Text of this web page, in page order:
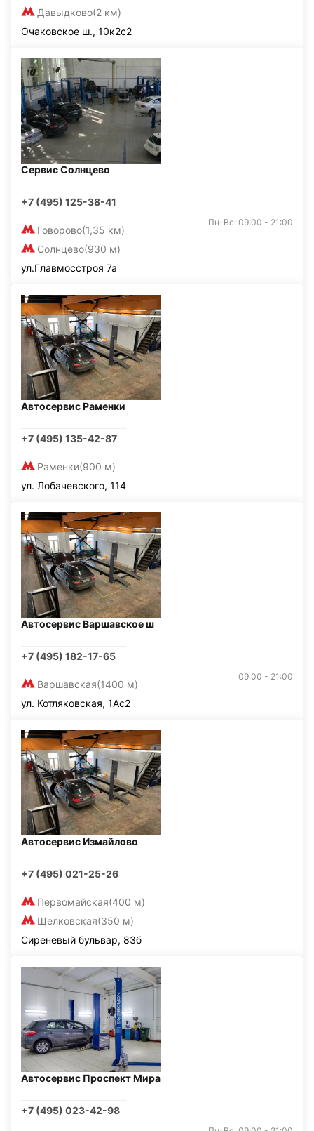
Давыдково(2 км)
Очаковское ш., 10к2с2
Сервис Солнцево
+7 (495) 125-38-41
Говорово(1,35 км)
Солнцево(930 м)
Пн-Вс: 09:00 - 21:00
ул.Главмосстроя 7а
Автосервис Раменки
+7 (495) 135-42-87
Раменки(900 м)
ул. Лобачевского, 114
Автосервис Варшавское ш
+7 (495) 182-17-65
Варшавская(1400 м)
09:00 - 21:00
ул. Котляковская, 1Ас2
Автосервис Измайлово
+7 (495) 021-25-26
Первомайская(400 м)
Щелковская(350 м)
Сиреневый бульвар, 83б
Автосервис Проспект Мира
+7 (495) 023-42-98